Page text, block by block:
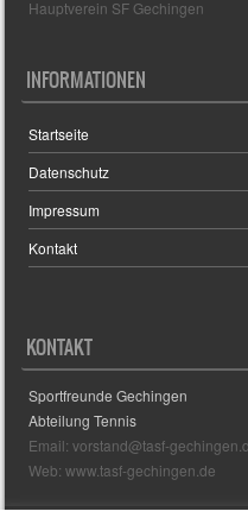
Hauptverein SF Gechingen
INFORMATIONEN
Startseite
Datenschutz
Impressum
Kontakt
KONTAKT
Sportfreunde Gechingen
Abteilung Tennis
Email: vorstand@tasf-
Web: www.tasf-gechingen.de